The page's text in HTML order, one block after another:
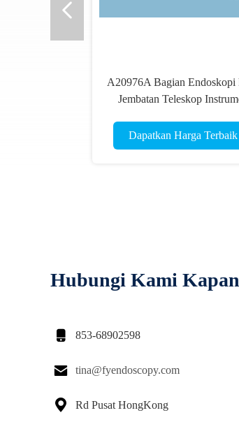
A20976A Bagian Endoskopi
Jembatan Teleskop
Dapatkan Harga Terbaik
Hubungi Kami
 853-68902598
 tina@fyendoscopy.com
 Rd Pusat HongKong